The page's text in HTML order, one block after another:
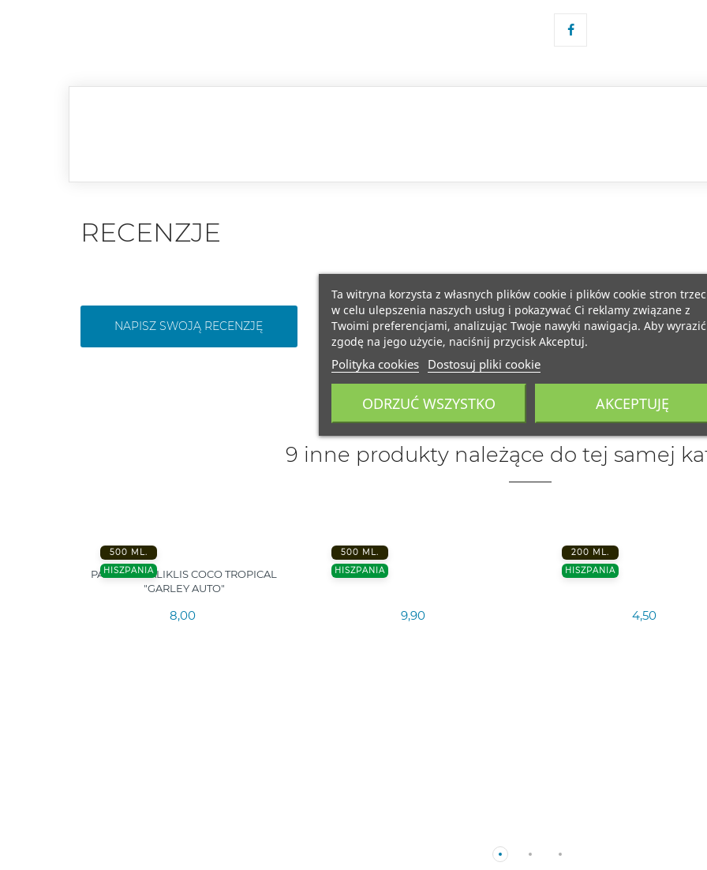
RECENZJE
NAPISZ SWOJĄ RECENZJĘ
9 inne produkty należące do tej samej
500 ML.
HISZPANIA
PANELĖS VALIKLIS COCO TROPICAL
"GARLEY AUTO"
8,00
500 ML.
HISZPANIA
9,90
200 ML.
HISZPANIA
4,50
Ta witryna korzysta z własnych plików cookie i plików cookie stron
w celu ulepszenia naszych usług i pokazywać Ci reklamy związane z
Twoimi preferencjami, analizując Twoje nawyki nawigacja. Aby wyrazić
zgodę na jego użycie, naciśnij przycisk Akceptuj.
Polityka cookies Dostosuj pliki cookie
ODRZUĆ WSZYSTKO AKCEPTUJĘ